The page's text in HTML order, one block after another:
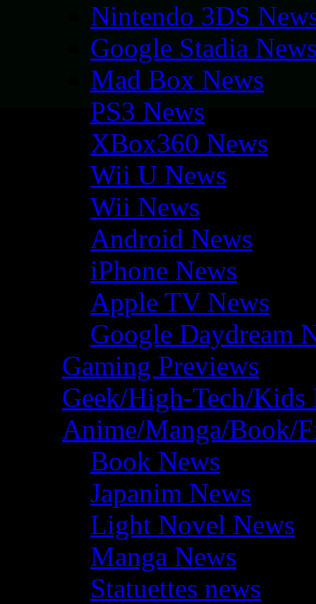
Nintendo 3DS
Google Stadia
Mad Box News
PS3 News
XBox360 News
Wii U News
Wii News
Android News
iPhone News
Apple TV News
Google Daydream
Gaming Previews
Geek/High-Tech/Kids
Anime/Manga/Book/
Book News
Japanim News
Light Novel News
Manga News
Statuettes news